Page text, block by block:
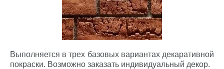
Выполняется в трех базовых вариантах декаративной
покраски. Возможно заказать индивидуальный декор.